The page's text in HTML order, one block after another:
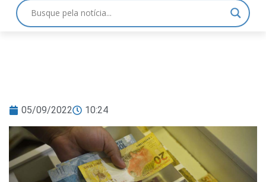
05/09/2022 10:24